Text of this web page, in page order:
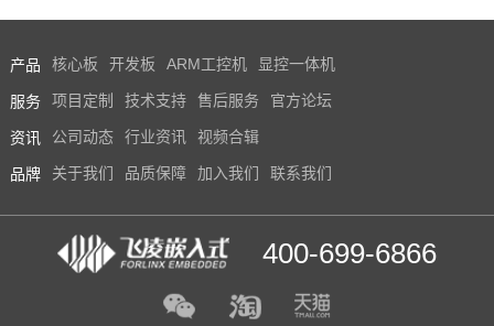
产品 核心板 开发板 ARM工控机 显控一体机
服务 项目定制 技术支持 售后服务 官方论坛
资讯 公司动态 行业资讯 视频合辑
品牌 关于我们 品质保障 加入我们 联系我们
400-699-6866